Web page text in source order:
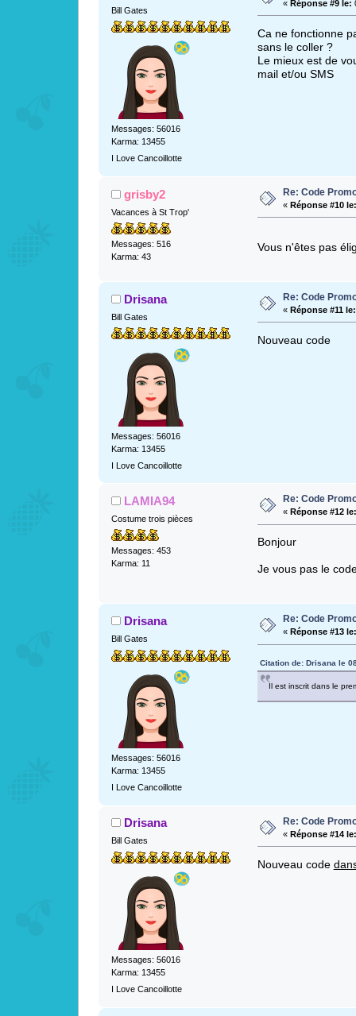
Bill Gates
Messages: 56016
Karma: 13455
I Love Cancoillotte
« Réponse #9 le:
Ca ne fonctionne
sans le coller ?
Le mieux est de
mail et/ou SMS
grisby2
Vacances à St Trop'
Messages: 516
Karma: 43
Re: Code
« Réponse #10 le:
Vous n'êtes pas
Drisana
Bill Gates
Messages: 56016
Karma: 13455
I Love Cancoillotte
Re: Code
« Réponse #11 le:
Nouveau code
LAMIA94
Costume trois pièces
Messages: 453
Karma: 11
Re: Code
« Réponse #12 le:
Bonjour
Je vous pas le
Drisana
Bill Gates
Messages: 56016
Karma: 13455
I Love Cancoillotte
Re: Code
« Réponse #13 le:
Citation de: Drisana le
Il est inscrit dans le
Drisana
Bill Gates
Messages: 56016
Karma: 13455
I Love Cancoillotte
Re: Code
« Réponse #14 le:
Nouveau code